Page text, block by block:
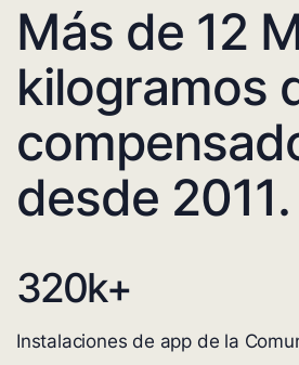
Más de 12
kilogramos
desde 2011.
320k+
Instalaciones de app de la